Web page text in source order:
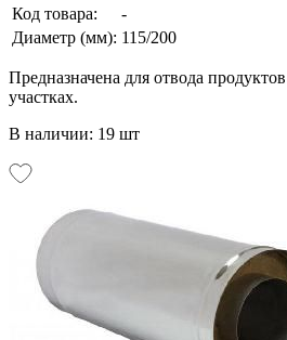
Код товара:
-
Диаметр (мм): 115/200
Предназначена для отвода
участках.
В наличии: 19 шт